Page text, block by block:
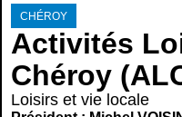
CHÉROY
Activités
Chéroy
Loisirs et vie locale